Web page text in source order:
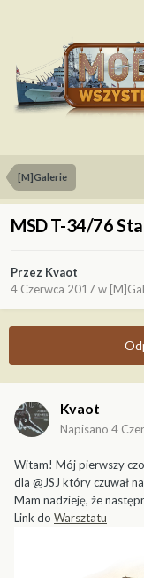
[M]Galerie
MSD T-34/76
Przez Kvaot
4 Czerwca 2017w
Kvaot
Napisano 4
Witam! Mój pierwszy
dla @JSJ który czuwał
Mam nadzieję, że
Link do Warsztatu